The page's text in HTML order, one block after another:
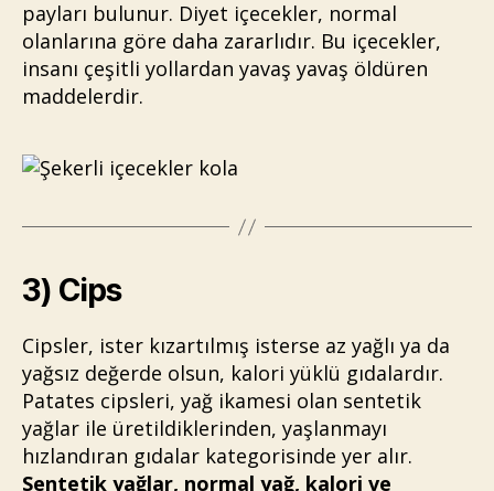
payları bulunur. Diyet içecekler, normal
olanlarına göre daha zararlıdır. Bu içecekler,
insanı çeşitli yollardan yavaş yavaş öldüren
maddelerdir.
3) Cips
Cipsler, ister kızartılmış isterse az yağlı ya da
yağsız değerde olsun, kalori yüklü gıdalardır.
Patates cipsleri, yağ ikamesi olan sentetik
yağlar ile üretildiklerinden, yaşlanmayı
hızlandıran gıdalar kategorisinde yer alır.
Sentetik yağlar, normal yağ, kalori ve